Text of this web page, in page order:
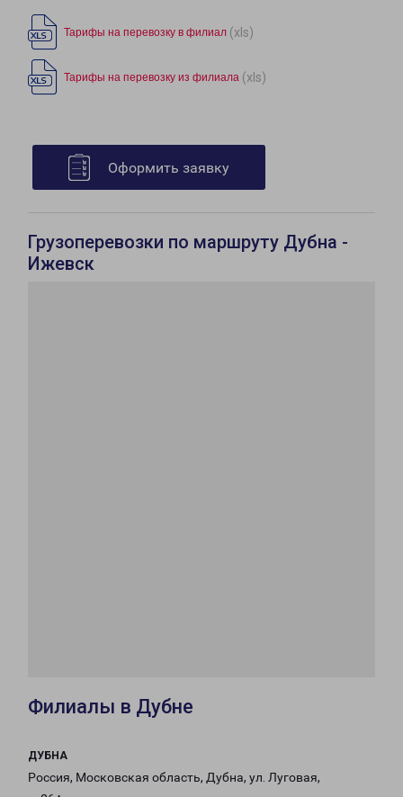
Тарифы на перевозку в филиал (xls)
Тарифы на перевозку из филиала (xls)
Оформить заявку
Грузоперевозки по маршруту Дубна -
Ижевск
Филиалы в Дубне
ДУБНА
Россия, Московская область, Дубна, ул. Луговая,